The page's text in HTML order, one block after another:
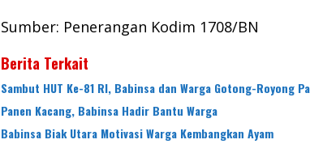
Sumber: Penerangan Kodim 1708/BN
Berita Terkait
Sambut HUT Ke-81 RI, Babinsa dan Warga Gotong-Royong
Panen Kacang, Babinsa Hadir Bantu Warga
Babinsa Biak Utara Motivasi Warga Kembangkan Ayam